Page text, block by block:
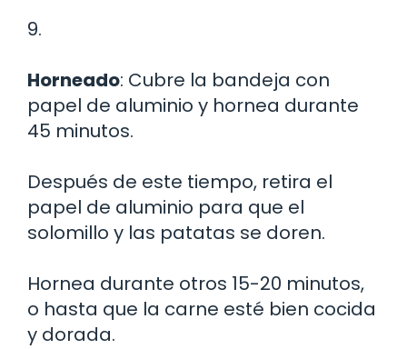
9.
Horneado: Cubre la bandeja con
papel de aluminio y hornea durante
45 minutos.
Después de este tiempo, retira el
papel de aluminio para que el
solomillo y las patatas se doren.
Hornea durante otros 15-20 minutos,
o hasta que la carne esté bien cocida
y dorada.